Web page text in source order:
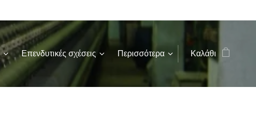
Επενδυτικές σχέσεις Περισσότερα Καλάθι